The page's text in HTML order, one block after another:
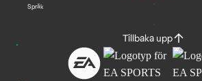
Språk
Tillbaka upp